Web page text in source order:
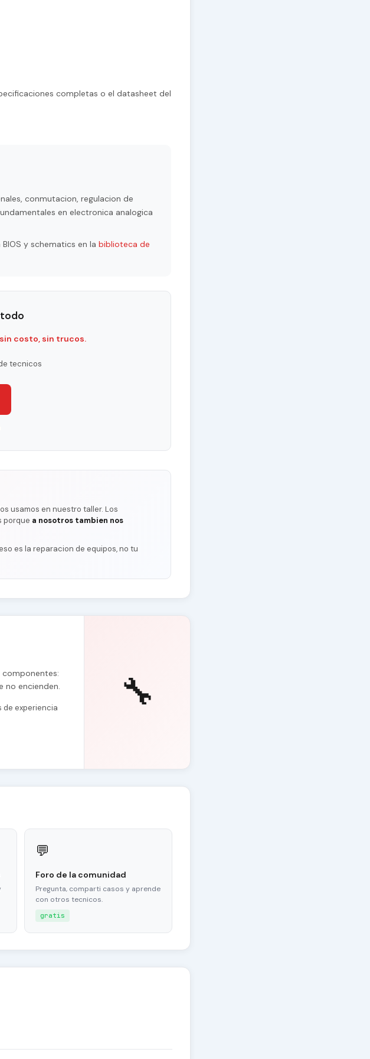
completas o el datasheet del
conmutacion, regulacion de
en electronica analogica
y schematics en la biblioteca de
costo, sin trucos.
tecnicos
usamos en nuestro taller. Los
porque a nosotros tambien nos
es la reparacion de equipos, no tu
componentes:
no encienden.
de experiencia 🔧
💬
Foro de la comunidad
Pregunta, comparti casos y aprende
con otros tecnicos.
gratis